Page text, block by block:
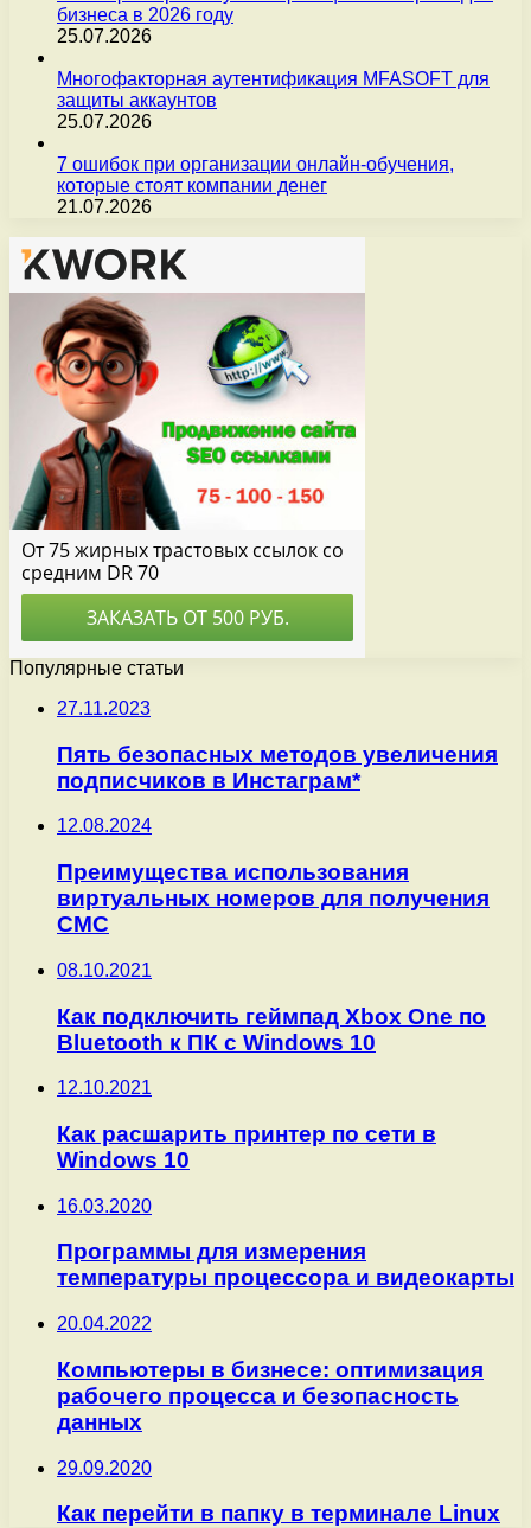
бизнеса в 2026 году
25.07.2026
Многофакторная аутентификация MFASOFT для
защиты аккаунтов
25.07.2026
7 ошибок при организации онлайн-обучения,
которые стоят компании денег
21.07.2026
Популярные статьи
27.11.2023
Пять безопасных методов увеличения
подписчиков в Инстаграм*
12.08.2024
Преимущества использования
виртуальных номеров для получения
СМС
08.10.2021
Как подключить геймпад Xbox One по
Bluetooth к ПК с Windows 10
12.10.2021
Как расшарить принтер по сети в
Windows 10
16.03.2020
Программы для измерения
температуры процессора и видеокарты
20.04.2022
Компьютеры в бизнесе: оптимизация
рабочего процесса и безопасность
данных
29.09.2020
Как перейти в папку в терминале Linux